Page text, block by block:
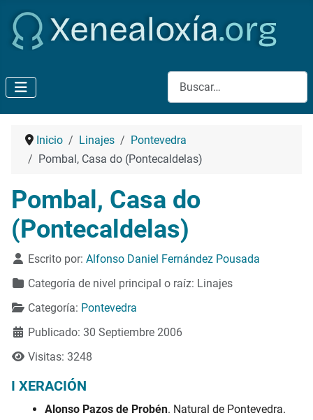
Buscar
Inicio Linajes
Pontevedra
Pombal, Casa do (Pontecaldelas)
Pombal, Casa do
(Pontecaldelas)
Detalles
Escrito por: Alfonso Daniel Fernández Pousada
Categoría de nivel principal o raíz: Linajes
Categoría: Pontevedra
Publicado: 30 Septiembre 2006
Visitas: 3248
I XERACIÓN
Alonso Pazos de Probén. Natural de Pontevedra.